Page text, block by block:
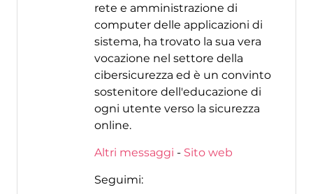
rete e amministrazione di
computer delle applicazioni di
sistema, ha trovato la sua vera
vocazione nel settore della
cibersicurezza ed è un convinto
sostenitore dell'educazione di
ogni utente verso la sicurezza
online.
Altri messaggi - Sito web
Seguimi: